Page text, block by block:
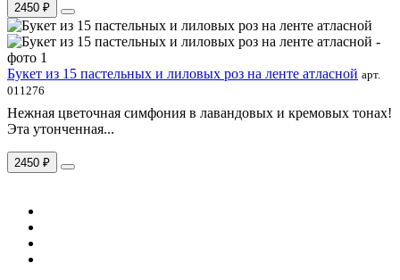
2450 ₽
Букет из 15 пастельных и лиловых роз на ленте атласной арт.
011276
Нежная цветочная симфония в лавандовых и кремовых тонах!
Эта утонченная...
2450 ₽